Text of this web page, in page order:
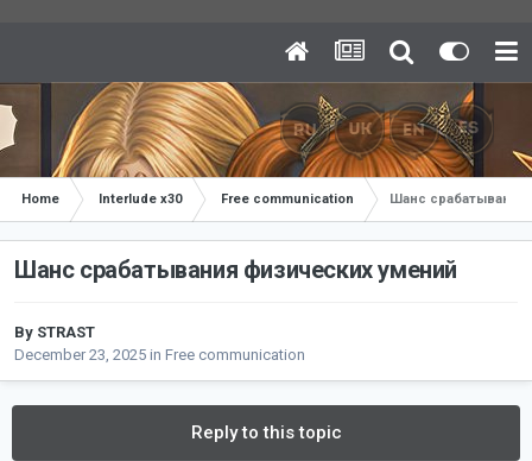
Home Interlude x30 Free communication Шанс
Шанс срабатывания физических умений
By STRAST
December 23, 2025 in Free communication
Reply to this topic